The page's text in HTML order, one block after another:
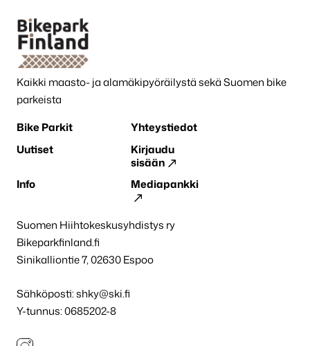
Kaikki maasto- ja alamäkipyöräilystä sekä Suomen bike
parkeista
Bike Parkit
Yhteystiedot
Uutiset
Kirjaudu
sisään
Info
Mediapankki
Suomen Hiihtokeskusyhdistys ry
Bikeparkfinland.fi
Sinikalliontie 7, 02630 Espoo
Sähköposti:shky@ski.fi
Y-tunnus: 0685202-8